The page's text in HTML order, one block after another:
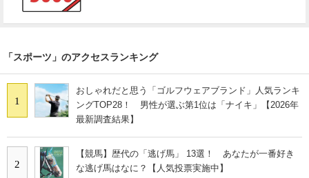
「スポーツ」のアクセスランキング
1
おしゃれだと思う「ゴルフウェアブランド」人気ランキ
ングTOP28！ 男性が選ぶ第1位は「ナイキ」【2026年
最新調査結果】
2
【競馬】歴代の「逃げ馬」 13選！ あなたが一番好き
な逃げ馬はなに？【人気投票実施中】